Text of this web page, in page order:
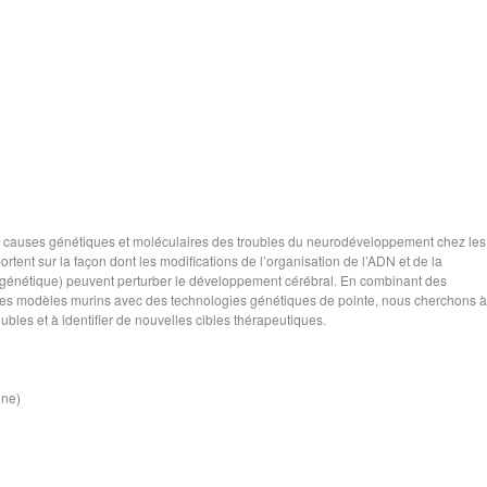
génétiques et moléculaires des troubles du neurodéveloppement chez les
sur la façon dont les modifications de l’organisation de l’ADN et de la
peuvent perturber le développement cérébral. En combinant des
modèles murins avec des technologies génétiques de pointe, nous cherchons à
et à identifier de nouvelles cibles thérapeutiques.